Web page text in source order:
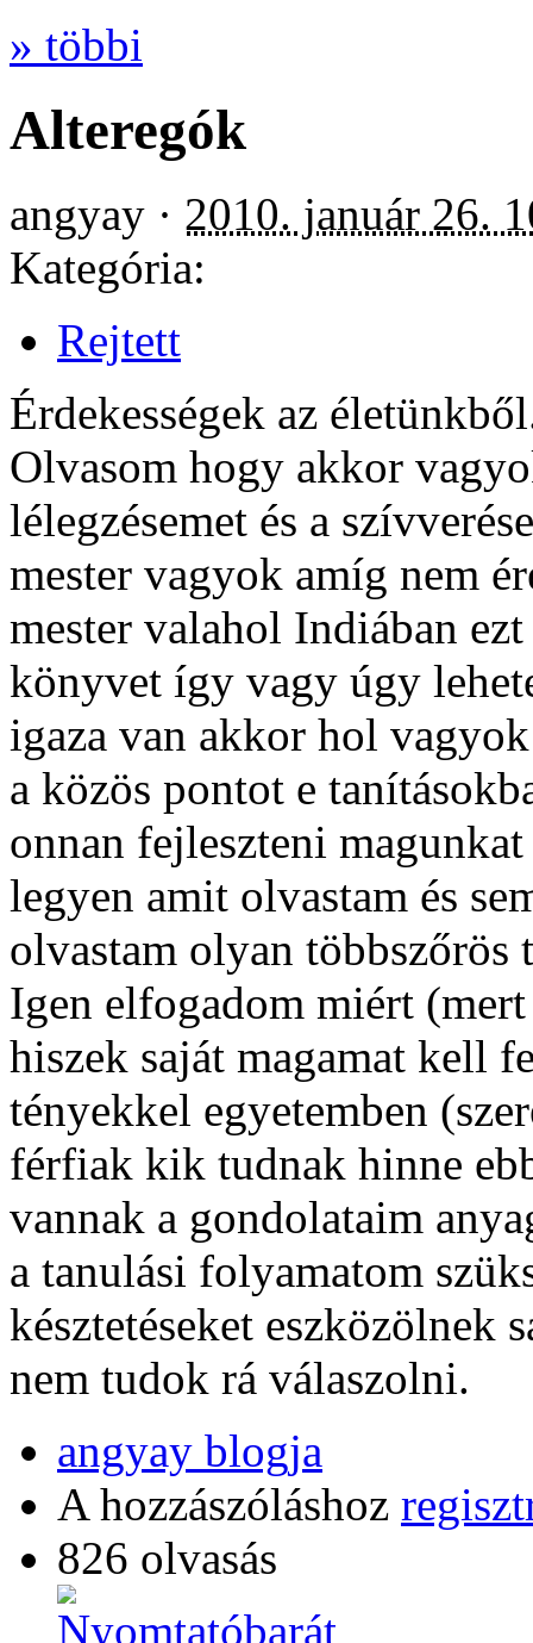
» többi
Alteregók
angyay · 2010. január 26.
Kategória:
Rejtett
Érdekességek az
Olvasom hogy akkor
lélegzésemet és a
mester vagyok amíg nem
mester valahol Indiában
könyvet így vagy úgy
igaza van akkor hol
a közös pontot e
onnan fejleszteni
legyen amit olvastam és
olvastam olyan
Igen elfogadom miért
hiszek saját magamat kell
tényekkel egyetemben
férfiak kik tudnak hinne
vannak a gondolataim
a tanulási folyamatom
késztetéseket eszközölnek
nem tudok rá válaszolni.
angyay blogja
A hozzászóláshoz
826 olvasás